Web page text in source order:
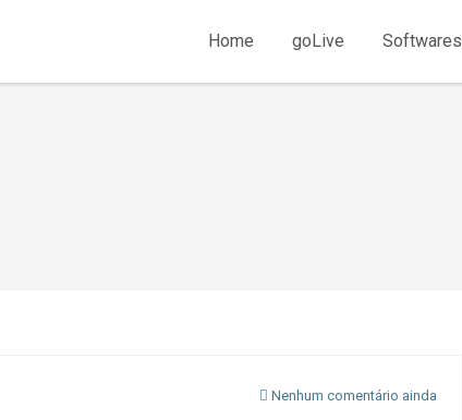
Home goLive Softwares
Nenhum comentário ainda